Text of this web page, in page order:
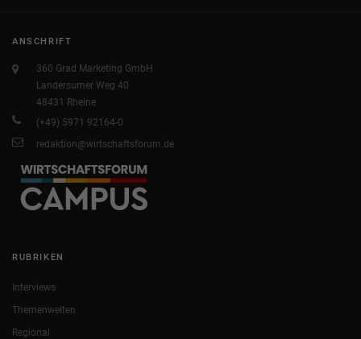
ANSCHRIFT
360 Grad Marketing GmbH
Landersumer Weg 40
48431 Rheine
(+49) 5971 92164-0
redaktion@wirtschaftsforum.de
RUBRIKEN
Interviews
Themenwelten
Regional